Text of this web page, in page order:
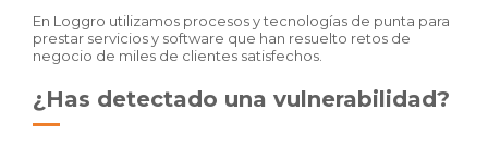
En Loggro utilizamos procesos y tecnologías de punta para
prestar servicios y software que han resuelto retos de
negocio de miles de clientes satisfechos.
¿Has detectado una vulnerabilidad?